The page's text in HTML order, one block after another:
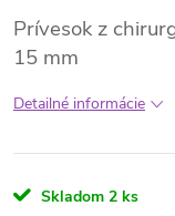
Prívesok z
15 mm
Detailné informácie
Skladom 2 ks